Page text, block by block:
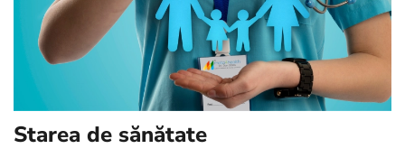
Starea de sănătate